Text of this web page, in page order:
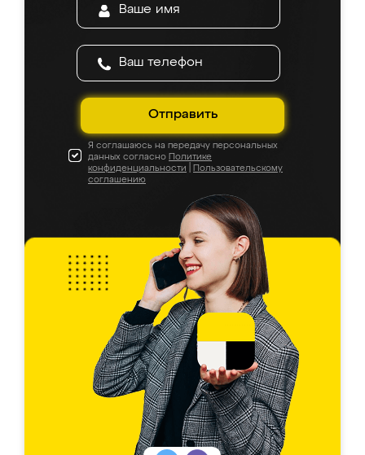
Отправить
Я соглашаюсь на передачу персональных
данных согласно Политике
конфиденциальности
Пользовательскому
соглашению